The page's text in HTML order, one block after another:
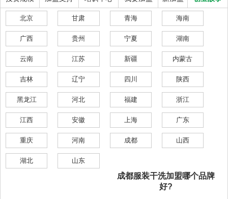
北京 甘肃 青海 海南
广西 贵州 宁夏 湖南
云南 江苏 新疆 内蒙古
吉林 辽宁 四川 陕西
黑龙江 河北 福建 浙江
江西 安徽 上海 广东
重庆 河南 成都 山西
湖北 山东
成都服装干洗加盟哪个品牌
好?